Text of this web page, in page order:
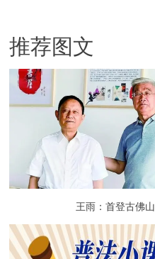
推荐图文
王雨：首登古佛山